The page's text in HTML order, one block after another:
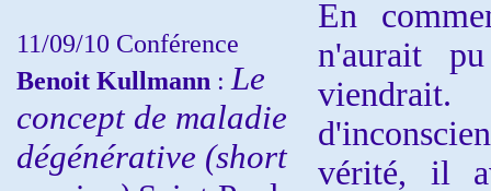
11/09/10 Conférence
Benoit Kullmann : Le
concept de maladie
dégénérative (short
En
n'aurait
vérité, il